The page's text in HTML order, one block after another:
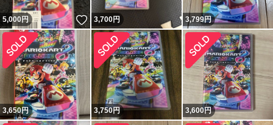
5,000 円 いいね！
3,700円 3,799円
3,650円 3,750円 3,600円